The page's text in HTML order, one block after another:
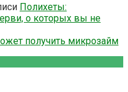
Полихеты:
о которых вы не
получить микрозайм